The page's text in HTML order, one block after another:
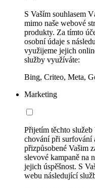
S Vaším souhlasem
mimo naše webové
produkty. Za tímto
osobní údaje s
využijeme jejich
služby využíváte:
Bing, Criteo, Meta,
Marketing
Přijetím těchto služeb
chování při surfování
přizpůsobené Vašim
slevové kampaně na
jejich úspěšnost. S
webu následující